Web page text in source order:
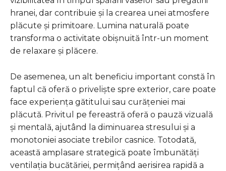
hranei, dar contribuie și la crearea unei atmosfere
plăcute și primitoare. Lumina naturală poate
transforma o activitate obișnuită într-un moment
de relaxare și plăcere.
De asemenea, un alt beneficiu important constă în
faptul că oferă o priveliște spre exterior, care poate
face experiența gătitului sau curățeniei mai
plăcută. Privitul pe fereastră oferă o pauză vizuală
și mentală, ajutând la diminuarea stresului și a
monotoniei asociate trebilor casnice. Totodată,
această amplasare strategică poate îmbunătăți
ventilația bucătăriei, permițând aerisirea rapidă a